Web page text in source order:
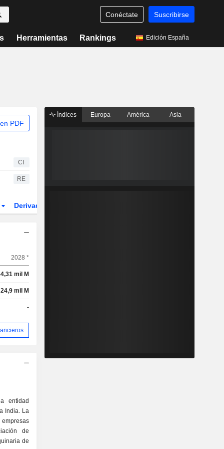
Conéctate Suscribirse
Herramientas Rankings Edición España
PDF
CI
RE
Derivados
2028 *
mil M
24,9 mil M
-
entidad
India. La
de
de
Índices Europa América Asia